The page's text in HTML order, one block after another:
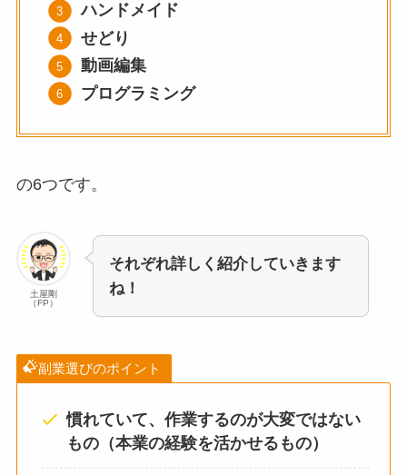
ハンドメイド
せどり
動画編集
プログラミング
の6つです。
土屋剛
（FP）
それぞれ詳しく紹介していきます
ね！
副業選びのポイント
慣れていて、作業するのが大変ではない
もの（本業の経験を活かせるもの）